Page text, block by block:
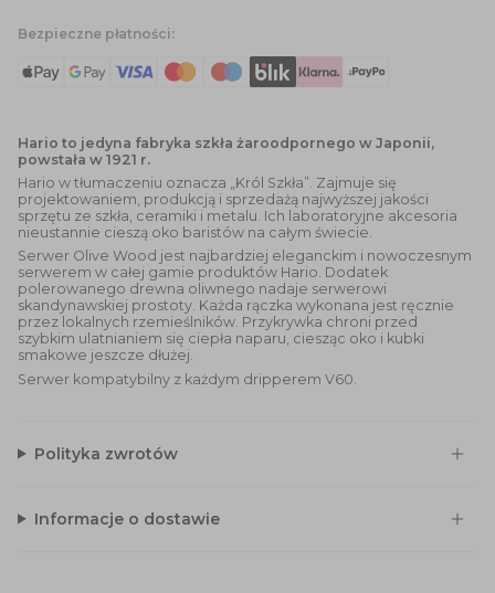
Bezpieczne płatności:
Hario to jedyna fabryka szkła żaroodpornego w Japonii,
powstała w 1921 r.
Hario w tłumaczeniu oznacza „Król Szkła”. Zajmuje się
projektowaniem, produkcją i sprzedażą najwyższej jakości
sprzętu ze szkła, ceramiki i metalu. Ich laboratoryjne akcesoria
nieustannie cieszą oko baristów na całym świecie.
Serwer Olive Wood jest najbardziej eleganckim i nowoczesnym
serwerem w całej gamie produktów Hario. Dodatek
polerowanego drewna oliwnego nadaje serwerowi
skandynawskiej prostoty. Każda rączka wykonana jest ręcznie
przez lokalnych rzemieślników. Przykrywka chroni przed
szybkim ulatnianiem się ciepła naparu, ciesząc oko i kubki
smakowe jeszcze dłużej.
Serwer kompatybilny z każdym dripperem V60.
Polityka zwrotów
Informacje o dostawie